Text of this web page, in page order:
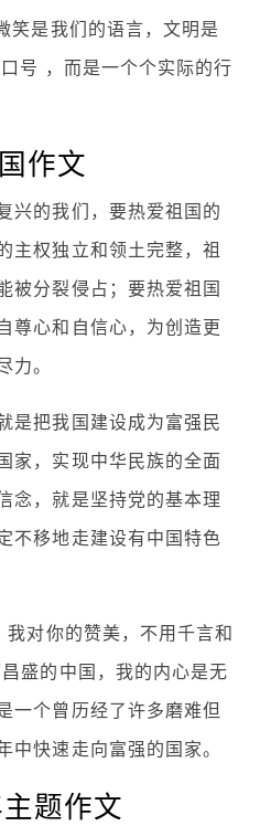
笑是我们的语言，文明是
号 ，而是一个个实际的行
作文
兴的我们，要热爱祖国的
主权独立和领土完整，祖
被分裂侵占；要热爱祖国
尊心和自信心，为创造更
力。
是把我国建设成为富强民
家，实现中华民族的全面
念，就是坚持党的基本理
不移地走建设有中国特色
对你的赞美，不用千言和
盛的中国，我的内心是无
一个曾历经了许多磨难但
中快速走向富强的国家。
题作文